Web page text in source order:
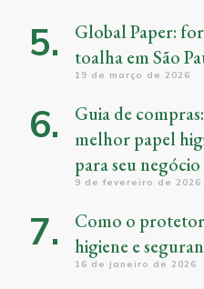
Global Paper:
toalha em São
19 de março de 2026
Guia de
melhor papel
para seu negócio
9 de fevereiro de 2026
Como o
higiene e
16 de janeiro de 2026